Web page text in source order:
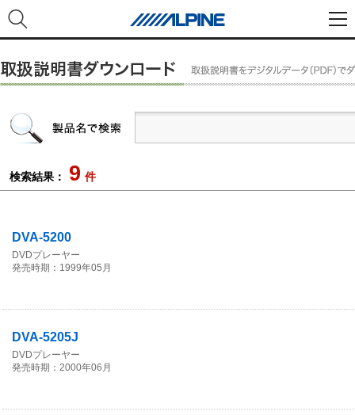
検索結果： 9 件
DVA-5200
DVDプレーヤー
発売時期：1999年05月
DVA-5205J
DVDプレーヤー
発売時期：2000年06月